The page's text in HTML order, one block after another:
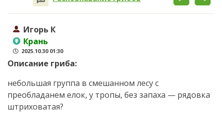
Игорь К
Крань
2025.10.30 01:30
Описание гриба:
небольшая группа в смешанном лесу с
преобладанем елок, у тропы, без запаха — рядовка
штриховатая?